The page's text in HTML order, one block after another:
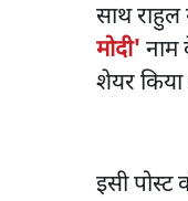
साथ राहुल
मोदी' नाम
शेयर
इसी